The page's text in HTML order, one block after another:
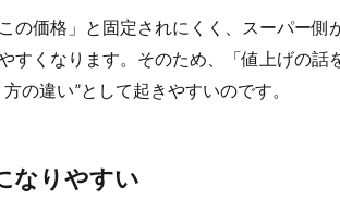
の価格」と固定されにくく、スーパー側
すくなります。そのため、「値上げの話
の違い”として起きやすいのです。
なりやすい